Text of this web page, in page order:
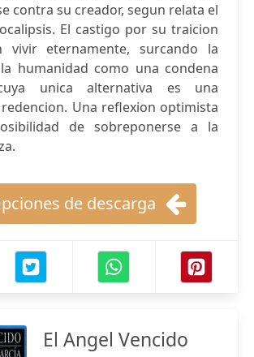
contra su creador, segun relata el
El castigo por su traicion
vivir eternamente, surcando la
humanidad como una condena
unica alternativa es una
Una reflexion optimista
de sobreponerse a la
de descarga
El Angel Vencido